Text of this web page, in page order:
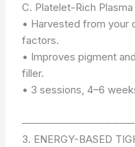
C. Platelet-Rich
• Harvested from your
factors.
• Improves pigment
filler.
• 3 sessions, 4–6
3. ENERGY-BASED